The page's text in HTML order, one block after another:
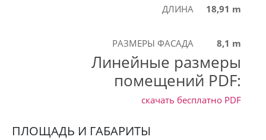
ДЛИНА
18,91 m
РАЗМЕРЫ ФАСАДА 8,1 m
Линейные размеры
помещений PDF:
скачать бесплатно PDF
ПЛОЩАДЬ И ГАБАРИТЫ